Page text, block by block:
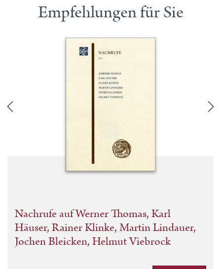
Empfehlungen für Sie
Nachrufe auf Werner Thomas, Karl
Häuser, Rainer Klinke, Martin Lindauer,
Jochen Bleicken, Helmut Viebrock